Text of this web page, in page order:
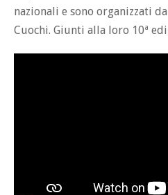
nazionali e sono organizzati
Cuochi. Giunti alla loro 10ª